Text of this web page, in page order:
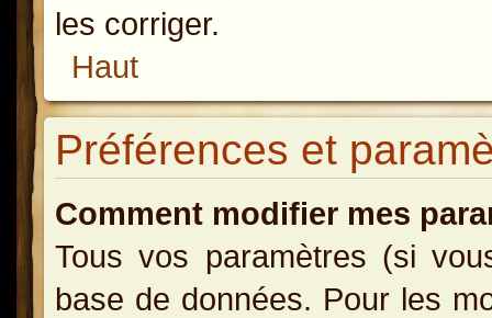
les corriger.
Haut
Préférences et
Comment modifier mes
Tous vos paramètres (si
base de données. Pour les